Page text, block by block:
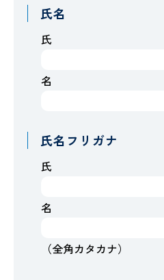
氏名
氏
名
氏名フリガナ
氏
名
（全角カタカナ）